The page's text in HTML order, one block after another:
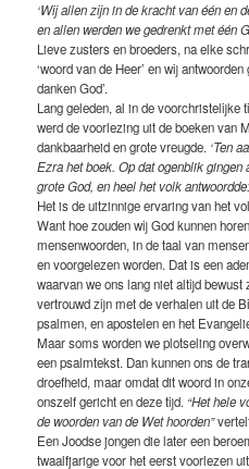
‘Wij allen zijn in de kracht van één en
en allen werden we gedrenkt met één
Lieve zusters en broeders, na elke
‘woord van de Heer’ en wij
danken God’.
Lang geleden, al in de voorchristelijke
werd de voorlezing uit de boeken van
dankbaarheid en grote vreugde. ‘Ten
Ezra het boek. Op dat ogenblik
grote God, en heel het volk
Het is de uitzinnige ervaring van het
Want hoe zouden wij God kunnen
mensenwoorden, in de taal van
en voorgelezen worden. Dat is een
waarvan we ons lang niet altijd
vertrouwd zijn met de verhalen uit de
psalmen, en apostelen en het
Maar soms worden we plotseling
een psalmtekst. Dan kunnen ons de
droefheid, maar omdat dit woord in
onszelf gericht en deze tijd. “Het hele
de woorden van de Wet hoorden”
Een Joodse jongen die later een
twaalfjarige voor het eerst voorlezen